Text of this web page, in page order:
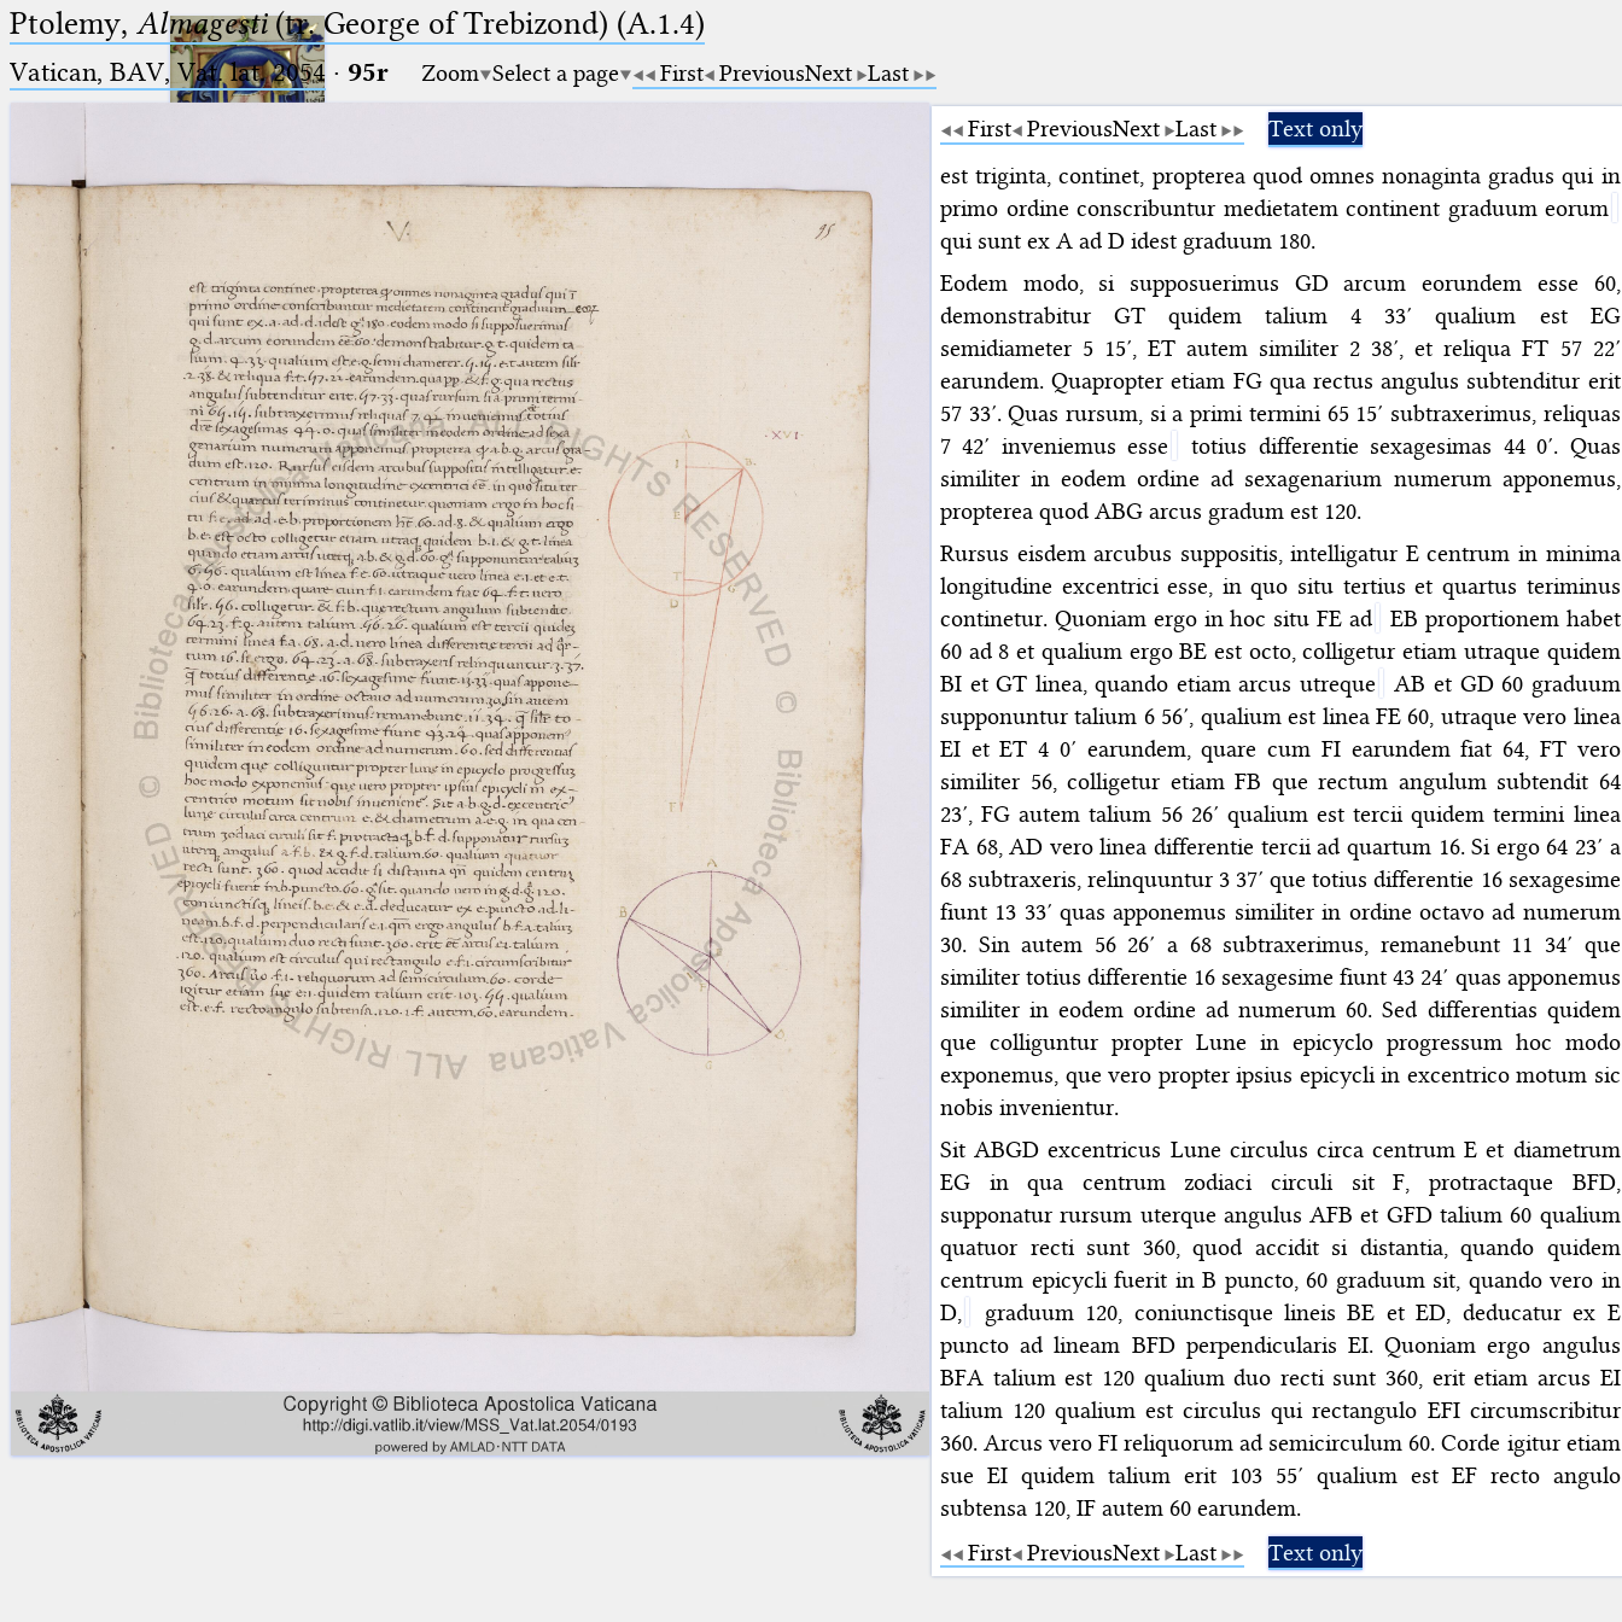
Ptolemaeus
Arabus et Latinus
(the underscore) is the placeholder
for exactly one character.
(the percent sign) is the
placeholder for no, one or more
than one character.
(two percent signs) is the
placeholder for no, one or more
than one character, but not for
blank space (so that a search ends
at word boundaries).
🔎︎
Start
Project
Team
News
Jobs
Publications
Conference
Arabic Works
Arabic Manuscripts
Latin Works
Latin Manuscripts
Latin Early Prints
Images
Texts
betaGlossary
Resources
· FAQ ·
Privacy
Ptolemy, Almagesti(tr. George of Trebizond) (A.1.4)
Vatican, BAV, Vat. lat. 2054 · 95r Zoom Select a page First PreviousNext Last
First PreviousNext Last
Text only
est triginta, continet, propterea quod omnes nonaginta gradus qui in
primo ordine conscribuntur medietatem continent graduum eorum
qui sunt ex A ad D idest graduum 180.
Eodem modo, si supposuerimus GD arcum eorundem esse 60,
demonstrabitur GT quidem talium 4 33′ qualium est EG
semidiameter 5 15′, ET autem similiter 2 38′, et reliqua FT 57 22′
earundem. Quapropter etiam FG qua rectus angulus subtenditur erit
57 33′. Quas rursum, si a primi termini 65 15′ subtraxerimus, reliquas
7 42′ inveniemus esse
totius differentie sexagesimas 44 0′. Quas
similiter in eodem ordine ad sexagenarium numerum apponemus,
propterea quod ABG arcus gradum est 120.
Rursus eisdem arcubus suppositis, intelligatur E centrum in minima
longitudine excentrici esse, in quo situ tertius et quartus teriminus
continetur. Quoniam ergo in hoc situ FE ad
EB proportionem habet
60 ad 8 et qualium ergo BE est octo, colligetur etiam utraque quidem
BI et GT linea, quando etiam arcus utreque
AB et GD 60 graduum
supponuntur talium 6 56′, qualium est linea FE 60, utraque vero linea
EI et ET 4 0′ earundem, quare cum FI earundem fiat 64, FT vero
similiter 56, colligetur etiam FB que rectum angulum subtendit 64
23′, FG autem talium 56 26′ qualium est tercii quidem termini linea
FA 68, AD vero linea differentie tercii ad quartum 16. Si ergo 64 23′ a
68 subtraxeris, relinquuntur 3 37′ que totius differentie 16 sexagesime
fiunt 13 33′ quas apponemus similiter in ordine octavo ad numerum
30. Sin autem 56 26′ a 68 subtraxerimus, remanebunt 11 34′ que
similiter totius differentie 16 sexagesime fiunt 43 24′ quas apponemus
similiter in eodem ordine ad numerum 60. Sed differentias quidem
que colliguntur propter Lune in epicyclo progressum hoc modo
exponemus, que vero propter ipsius epicycli in excentrico motum sic
nobis invenientur.
Sit ABGD excentricus Lune circulus circa centrum E et diametrum
EG in qua centrum zodiaci circuli sit F, protractaque BFD,
supponatur rursum uterque angulus AFB et GFD talium 60 qualium
quatuor recti sunt 360, quod accidit si distantia, quando quidem
centrum epicycli fuerit in B puncto, 60 graduum sit, quando vero in
D,
graduum 120, coniunctisque lineis BE et ED, deducatur ex E
puncto ad lineam BFD perpendicularis EI. Quoniam ergo angulus
BFA talium est 120 qualium duo recti sunt 360, erit etiam arcus EI
talium 120 qualium est circulus qui rectangulo EFI circumscribitur
360. Arcus vero FI reliquorum ad semicirculum 60. Corde igitur etiam
sue EI quidem talium erit 103 55′ qualium est EF recto angulo
subtensa 120, IF autem 60 earundem.
First PreviousNext Last Text only